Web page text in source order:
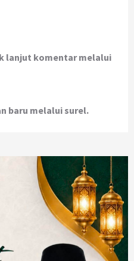
lanjut komentar melalui
baru melalui surel.